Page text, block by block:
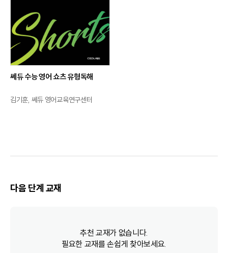
쎄듀 수능 영어 쇼츠 유형독해
김기훈, 쎄듀 영어교육연구센터
다음 단계 교재
추천 교재가 없습니다.
필요한 교재를 손쉽게 찾아보세요.